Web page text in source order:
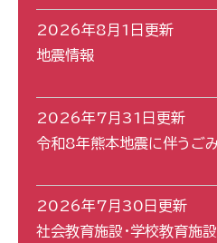
2026年8月1日更新
地震情報
2026年7月31日更新
令和8年熊本地震に伴うご
2026年7月30日更新
社会教育施設・学校教育施